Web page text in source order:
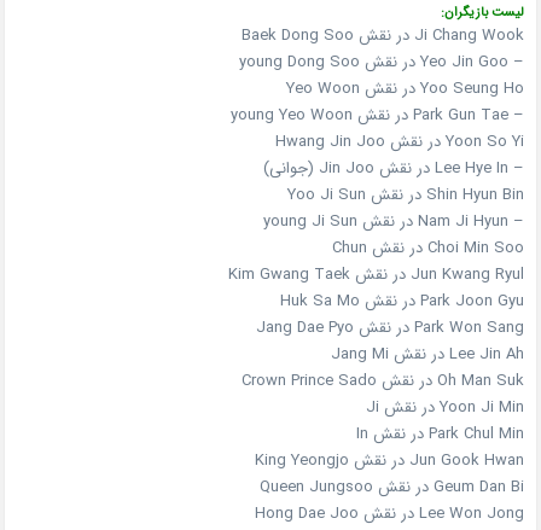
لیست بازیگران:
Ji Chang Wook در نقش Baek Dong Soo
– Yeo Jin Goo در نقش young Dong Soo
Yoo Seung Ho در نقش Yeo Woon
– Park Gun Tae در نقش young Yeo Woon
Yoon So Yi در نقش Hwang Jin Joo
– Lee Hye In در نقش Jin Joo (جوانی)
Shin Hyun Bin در نقش Yoo Ji Sun
– Nam Ji Hyun در نقش young Ji Sun
Choi Min Soo در نقش Chun
Jun Kwang Ryul در نقش Kim Gwang Taek
Park Joon Gyu در نقش Huk Sa Mo
Park Won Sang در نقش Jang Dae Pyo
Lee Jin Ah در نقش Jang Mi
Oh Man Suk در نقش Crown Prince Sado
Yoon Ji Min در نقش Ji
Park Chul Min در نقش In
Jun Gook Hwan در نقش King Yeongjo
Geum Dan Bi در نقش Queen Jungsoo
Lee Won Jong در نقش Hong Dae Joo